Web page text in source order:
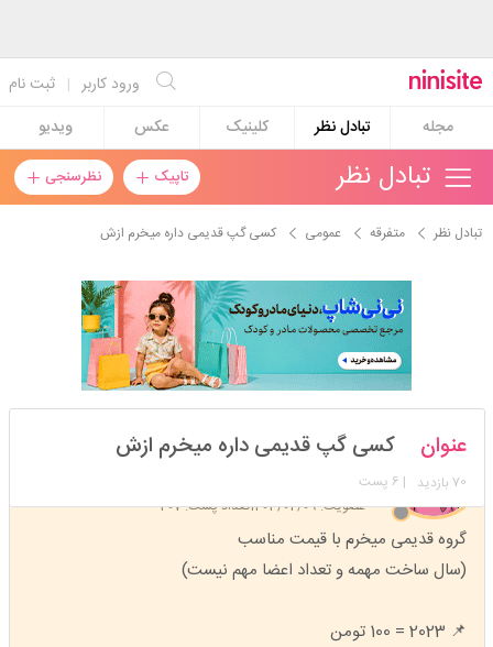
ثبت نام | ورود کاربر
مجله
تبادل نظر کلینیک عکس ویدیو
تاپیک نظرسنجی تبادل نظر
تبادل نظر متفرقه عمومی کسی گپ قدیمی داره میخرم ازش
jeyranbalaso
عضویت: 1403/04/09 تعداد پست: 207
عنوان کسی گپ قدیمی داره میخرم ازش
70 بازدید | 6 پست
گروه قدیمی میخرم با قیمت مناسب
(سال ساخت مهمه و تعداد اعضا مهم نیست)
📌 2023 = 100 تومن